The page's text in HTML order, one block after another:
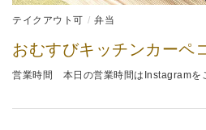
テイクアウト可 弁当
おむすびキッチンカーペ
営業時間 本日の営業時間はInstagramを